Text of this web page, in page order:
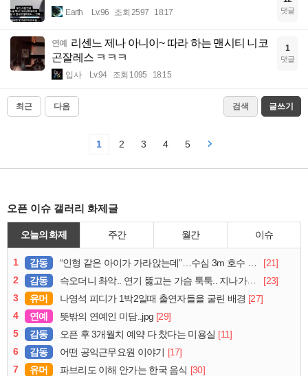
Earth Lv.96 조회 2597 18:17 댓글
연예 리센느 제나 아니이~ 따라 하는 맨시티 니코
곤잘레스 ㅋㅋㅋ
입사 Lv.94 조회 1095 18:15
1
댓글
최근 다음 검색 글쓰기
1 2 3 4 5
오픈 이슈 갤러리 화제글
오늘의 화제 주간 월간 이슈
1 감동 “인형 같은 아이가 가라앉는데”…수심 3m 호수 뛰어든 60대 의인
[21]
2
감동 슥오더니 촤악.. 연기 뚫고는 가슴 툭툭.. 지나가던 아재의 정체
[23]
3
유머 나영석 피디가 1박2일때 출연자들을 굴린 배경 [27]
4
연예 뜻밖의 연예인 미담..jpg [29]
5
감동 오픈 후 3개월치 예약 다 찼다는 미용실 [11]
6
감동 어떤 공익근무요원 이야기 [17]
7
유머 파브리도 이해 안가는 한국 음식 [30]